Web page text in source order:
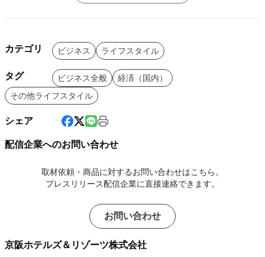
カテゴリ ビジネス ライフスタイル
タグ ビジネス全般
経済（国内）
その他ライフスタイル
シェア
配信企業へのお問い合わせ
取材依頼・商品に対するお問い合わせはこちら。
プレスリリース配信企業に直接連絡できます。
お問い合わせ
京阪ホテルズ＆リゾーツ株式会社